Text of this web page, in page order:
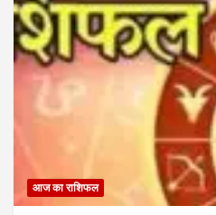
आज का राशिफल